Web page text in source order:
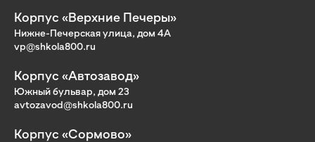
Корпус «Верхние Печеры»
Нижне-Печерская улица, дом 4А
vp@shkola800.ru
Корпус «Автозавод»
Южный бульвар, дом 23
avtozavod@shkola800.ru
Корпус «Сормово»